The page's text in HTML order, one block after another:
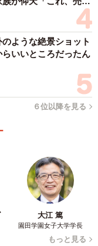
4/12
せるなど、色んな工夫
のような絶景ショット
いいところだったん
６位以降を見る
大江 篤
園田学園女子大学学長
もっと見る